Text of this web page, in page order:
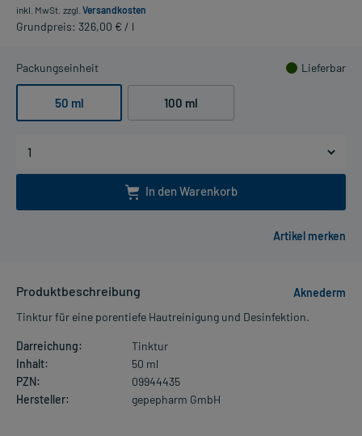
inkl. MwSt. zzgl. Versandkosten
Grundpreis: 326,00 € / l
Packungseinheit Lieferbar
50 ml 100 ml
In den Warenkorb
Produktbeschreibung
Aknederm
Tinktur für eine porentiefe Hautreinigung und Desinfektion.
Darreichung:
Tinktur
Inhalt:
50 ml
PZN:
09944435
Hersteller:
gepepharm GmbH